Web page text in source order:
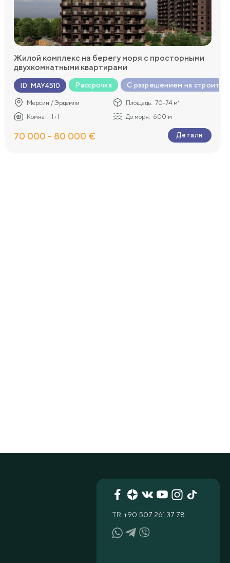
Жилой комплекс на берегу моря с просторными
двухкомнатными квартирами
ID: MAY4510 Рассрочка С разрешением на
Мерсин / Эрдемли Площадь: 70-74 м²
Комнат: 1+1 До моря: 600 м
70 000 - 80 000 € Детали
TR +90 507 261 37 78